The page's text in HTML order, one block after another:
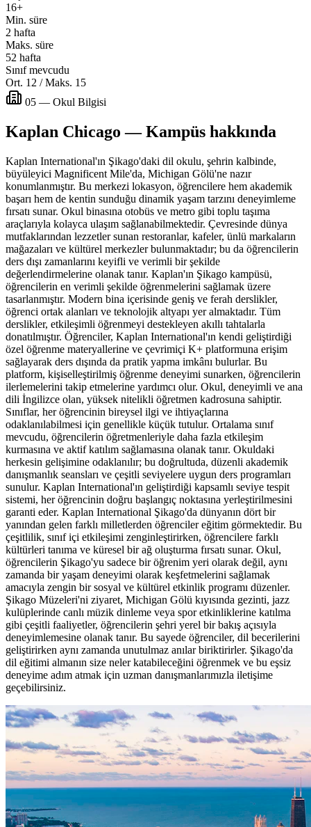
16+
Min. süre
2 hafta
Maks. süre
52 hafta
Sınıf mevcudu
Ort. 12 / Maks. 15
05 — Okul Bilgisi
Kaplan Chicago — Kampüs hakkında
Kaplan International'ın Şikago'daki dil okulu, şehrin kalbinde,
büyüleyici Magnificent Mile'da, Michigan Gölü'ne nazır
konumlanmıştır. Bu merkezi lokasyon, öğrencilere hem akademik
başarı hem de kentin sunduğu dinamik yaşam tarzını deneyimleme
fırsatı sunar. Okul binasına otobüs ve metro gibi toplu taşıma
araçlarıyla kolayca ulaşım sağlanabilmektedir. Çevresinde dünya
mutfaklarından lezzetler sunan restoranlar, kafeler, ünlü markaların
mağazaları ve kültürel merkezler bulunmaktadır; bu da öğrencilerin
ders dışı zamanlarını keyifli ve verimli bir şekilde
değerlendirmelerine olanak tanır. Kaplan'ın Şikago kampüsü,
öğrencilerin en verimli şekilde öğrenmelerini sağlamak üzere
tasarlanmıştır. Modern bina içerisinde geniş ve ferah derslikler,
öğrenci ortak alanları ve teknolojik altyapı yer almaktadır. Tüm
derslikler, etkileşimli öğrenmeyi destekleyen akıllı tahtalarla
donatılmıştır. Öğrenciler, Kaplan International'ın kendi geliştirdiği
özel öğrenme materyallerine ve çevrimiçi K+ platformuna erişim
sağlayarak ders dışında da pratik yapma imkânı bulurlar. Bu
platform, kişiselleştirilmiş öğrenme deneyimi sunarken, öğrencilerin
ilerlemelerini takip etmelerine yardımcı olur. Okul, deneyimli ve ana
dili İngilizce olan, yüksek nitelikli öğretmen kadrosuna sahiptir.
Sınıflar, her öğrencinin bireysel ilgi ve ihtiyaçlarına
odaklanılabilmesi için genellikle küçük tutulur. Ortalama sınıf
mevcudu, öğrencilerin öğretmenleriyle daha fazla etkileşim
kurmasına ve aktif katılım sağlamasına olanak tanır. Okuldaki
herkesin gelişimine odaklanılır; bu doğrultuda, düzenli akademik
danışmanlık seansları ve çeşitli seviyelere uygun ders programları
sunulur. Kaplan International'ın geliştirdiği kapsamlı seviye tespit
sistemi, her öğrencinin doğru başlangıç noktasına yerleştirilmesini
garanti eder. Kaplan International Şikago'da dünyanın dört bir
yanından gelen farklı milletlerden öğrenciler eğitim görmektedir. Bu
çeşitlilik, sınıf içi etkileşimi zenginleştirirken, öğrencilere farklı
kültürleri tanıma ve küresel bir ağ oluşturma fırsatı sunar. Okul,
öğrencilerin Şikago'yu sadece bir öğrenim yeri olarak değil, aynı
zamanda bir yaşam deneyimi olarak keşfetmelerini sağlamak
amacıyla zengin bir sosyal ve kültürel etkinlik programı düzenler.
Şikago Müzeleri'ni ziyaret, Michigan Gölü kıyısında gezinti, jazz
kulüplerinde canlı müzik dinleme veya spor etkinliklerine katılma
gibi çeşitli faaliyetler, öğrencilerin şehri yerel bir bakış açısıyla
deneyimlemesine olanak tanır. Bu sayede öğrenciler, dil becerilerini
geliştirirken aynı zamanda unutulmaz anılar biriktirirler. Şikago'da
dil eğitimi almanın size neler katabileceğini öğrenmek ve bu eşsiz
deneyime adım atmak için uzman danışmanlarımızla iletişime
geçebilirsiniz.